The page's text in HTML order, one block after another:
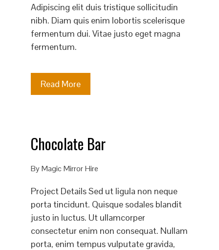
Adipiscing elit duis tristique sollicitudin
nibh. Diam quis enim lobortis scelerisque
fermentum dui. Vitae justo eget magna
fermentum.
Read More
Chocolate Bar
ByMagic Mirror Hire
Project Details Sed ut ligula non neque
porta tincidunt. Quisque sodales blandit
justo in luctus. Ut ullamcorper
consectetur enim non consequat. Nullam
porta, enim tempus vulputate gravida,